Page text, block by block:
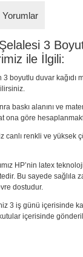
Yorumlar
3
ile İlgili:
boyutlu duvar kağıdı
baskı alanını ve
ona göre
canlı renkli ve yüksek
HP’nin latex
Bu sayede sağlıla
dostudur.
3 iş günü içerisinde
içerisinde
birlikte ücretsiz olarak
kağıdı ile aynıdır.